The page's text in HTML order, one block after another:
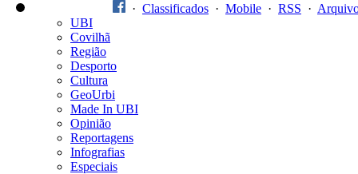
· Classificados · Mobile · RSS ·
UBI
Covilhã
Região
Desporto
Cultura
GeoUrbi
Made In UBI
Opinião
Reportagens
Infografias
Especiais